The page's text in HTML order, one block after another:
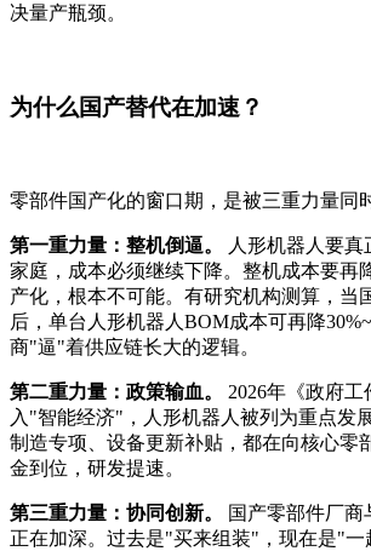
决量产瓶颈。
为什么国产替代在加速？
零部件国产化的窗口期，是被三重力量同
第一重力量：整机倒逼。
人形机器人要
家庭，成本必须继续下降。整机成本要再
产化，根本不可能。有研究机构测算，当
后，单台人形机器人BOM成本可再降
商"逼"着供应链长大的逻辑。
第二重力量：政策输血。
2026年《政府
入"智能经济"，人形机器人被列为重点发
制造专项、设备更新补贴，都在向核心零
金到位，研发提速。
第三重力量：协同创新。
国产零部件厂商
正在加深。过去是"买来组装"，现在是"